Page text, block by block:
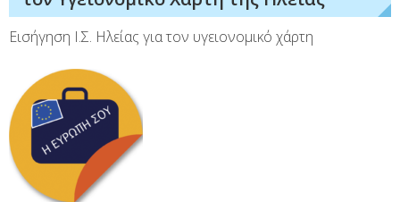
Εισήγηση Ι.Σ. Ηλείας για τον υγειονομικό χάρτη